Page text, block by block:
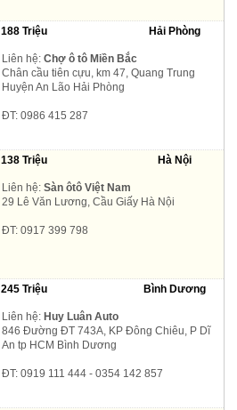
188 Triệu Hải Phòng
Liên hệ: Chợ ô tô Miền Bắc
Chân cầu tiên cựu, km 47, Quang Trung
Huyện An Lão Hải Phòng
ĐT: 0986 415 287
138 Triệu Hà Nội
Liên hệ: Sàn ôtô Việt Nam
29 Lê Văn Lương, Cầu Giấy Hà Nội
ĐT: 0917 399 798
245 Triệu Bình Dương
Liên hệ: Huy Luân Auto
846 Đường ĐT 743A, KP Đông Chiêu, P Dĩ
An tp HCM Bình Dương
ĐT: 0919 111 444 - 0354 142 857